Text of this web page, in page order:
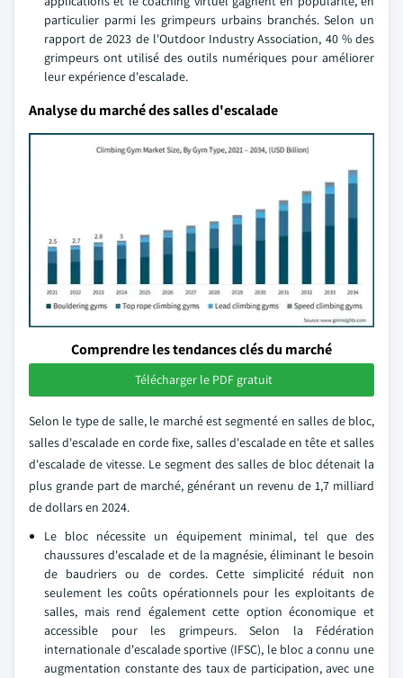
particulier parmi les grimpeurs urbains branchés. Selon un
rapport de 2023 de l'Outdoor Industry Association, 40 % des
grimpeurs ont utilisé des outils numériques pour améliorer
leur expérience d'escalade.
Analyse du marché des salles d'escalade
Comprendre les tendances clés du marché
Télécharger le PDF gratuit
Selon le type de salle, le marché est segmenté en salles de bloc,
salles d'escalade en corde fixe, salles d'escalade en tête et salles
d'escalade de vitesse. Le segment des salles de bloc détenait la
plus grande part de marché, générant un revenu de 1,7 milliard
de dollars en 2024.
Le bloc nécessite un équipement minimal, tel que des
chaussures d'escalade et de la magnésie, éliminant le besoin
de baudriers ou de cordes. Cette simplicité réduit non
seulement les coûts opérationnels pour les exploitants de
salles, mais rend également cette option économique et
accessible pour les grimpeurs. Selon la Fédération
internationale d'escalade sportive (IFSC), le bloc a connu une
augmentation constante des taux de participation, avec une